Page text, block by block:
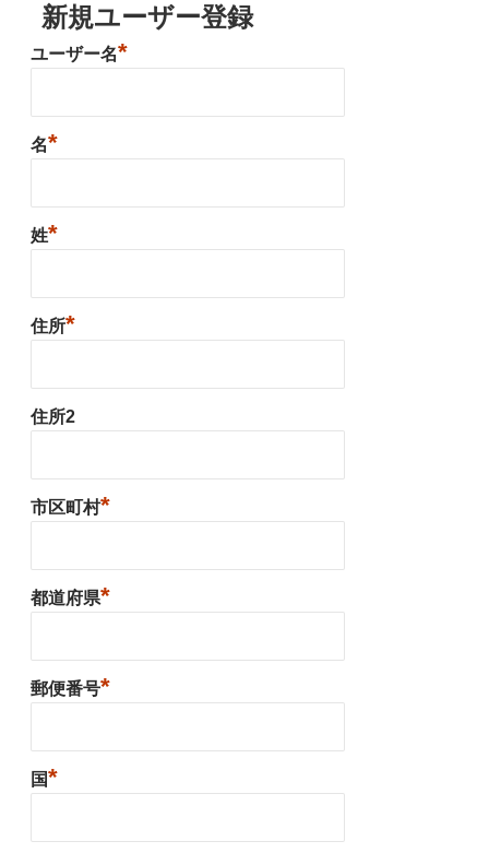
新規ユーザー登録
ユーザー名*
名*
姓*
住所*
住所2
市区町村*
都道府県*
郵便番号*
国*